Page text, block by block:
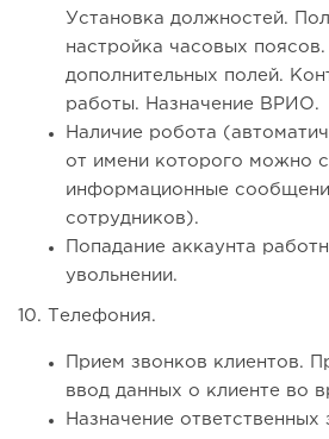
Установка должностей.
настройка часовых
дополнительных полей.
работы. Назначение ВРИО.
Наличие робота
от имени которого можно
информационные
сотрудников).
Попадание аккаунта
увольнении.
10. Телефония.
Прием звонков клиентов.
ввод данных о клиенте во
Назначение ответственных